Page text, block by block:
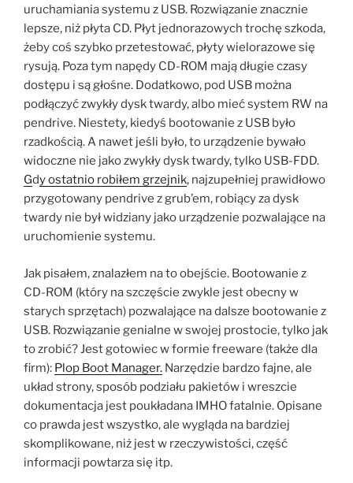
uruchamiania systemu z USB. Rozwiązanie znacznie
lepsze, niż płyta CD. Płyt jednorazowych trochę szkoda,
żeby coś szybko przetestować, płyty wielorazowe się
rysują. Poza tym napędy CD-ROM mają długie czasy
dostępu i są głośne. Dodatkowo, pod USB można
podłączyć zwykły dysk twardy, albo mieć system RW na
pendrive. Niestety, kiedyś bootowanie z USB było
rzadkością. A nawet jeśli było, to urządzenie bywało
widoczne nie jako zwykły dysk twardy, tylko USB-FDD.
Gdy ostatnio robiłem grzejnik, najzupełniej prawidłowo
przygotowany pendrive z grub’em, robiący za dysk
twardy nie był widziany jako urządzenie pozwalające na
uruchomienie systemu.
Jak pisałem, znalazłem na to obejście. Bootowanie z
CD-ROM (który na szczęście zwykle jest obecny w
starych sprzętach) pozwalające na dalsze bootowanie z
USB. Rozwiązanie genialne w swojej prostocie, tylko jak
to zrobić? Jest gotowiec w formie freeware (także dla
firm): Plop Boot Manager. Narzędzie bardzo fajne, ale
układ strony, sposób podziału pakietów i wreszcie
dokumentacja jest poukładana IMHO fatalnie. Opisane
co prawda jest wszystko, ale wygląda na bardziej
skomplikowane, niż jest w rzeczywistości, część
informacji powtarza się itp.